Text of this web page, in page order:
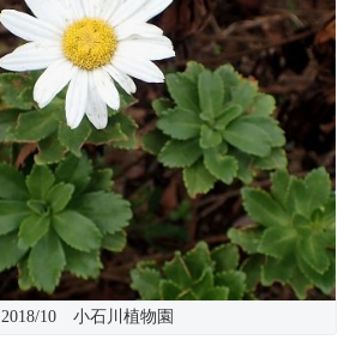
2018/10 小石川植物園